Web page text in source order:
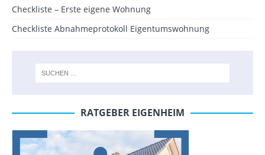
Checkliste – Erste eigene Wohnung
Checkliste Abnahmeprotokoll Eigentumswohnung
RATGEBER EIGENHEIM